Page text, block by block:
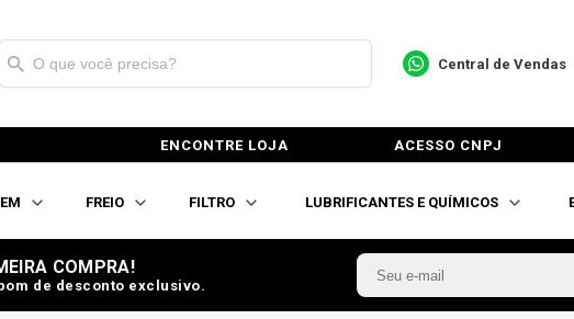
Central de Vendas
ENCONTRE LOJA ACESSO CNPJ
FREIO FILTRO LUBRIFICANTES E QUÍMICOS
COMPRA!
de desconto exclusivo.